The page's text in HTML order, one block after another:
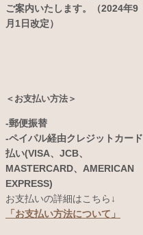
ご案内いたします。（2024年9
月1日改定）
＜お支払い方法＞
-郵便振替
-ペイパル経由クレジットカード
払い(VISA、JCB、
MASTERCARD、AMERICAN
EXPRESS)
お支払いの詳細はこちら↓
「お支払い方法について」